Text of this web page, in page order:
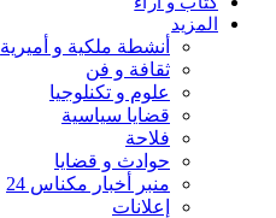
المزيد
أنشطة ملكية و أميرية
ثقافة و فن
علوم و تكنلوجيا
قضايا سياسية
فلاحة
حوادث و قضايا
منبر أخبار مكناس 24
إعلانات